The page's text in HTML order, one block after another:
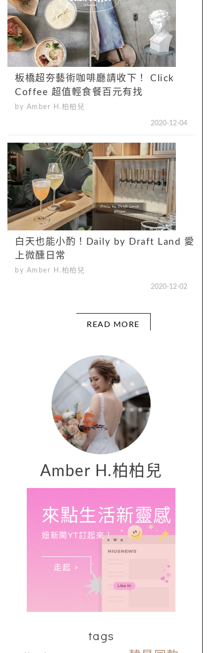
板橋超夯藝術咖啡廳請收下！ Click
Coffee 超值輕食餐百元有找
by Amber H.柏柏兒
2020-12-04
白天也能小酌！Daily by Draft Land 愛
上微醺日常
by Amber H.柏柏兒
2020-12-02
READ MORE
Amber H.柏柏兒
來點生活新靈感
妞新聞YT訂起來！
走起 >
tags